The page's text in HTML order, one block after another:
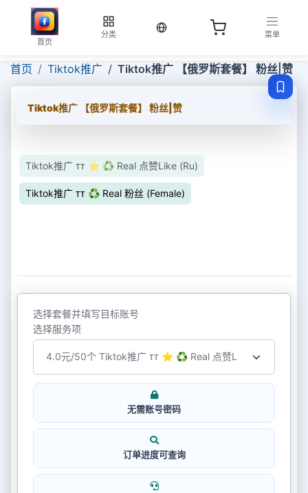
首页
分类
当前语言：中文
菜单
首页 Tiktok推广 Tiktok推广 【俄罗斯套餐】 粉丝|赞
Tiktok推广 【俄罗斯套餐】 粉丝|赞
Tiktok推广 ᴛᴛ ⭐ ♻ Real 点赞Like (Ru)
Tiktok推广 ᴛᴛ ♻ Real 粉丝 (Female)
选择套餐并填写目标账号
选择服务项
无需账号密码
订单进度可查询